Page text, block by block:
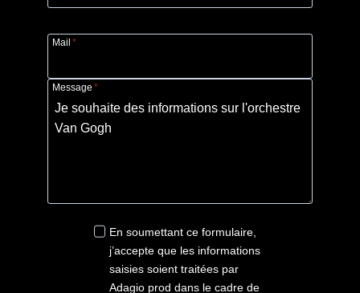
Mail *
Message *
En soumettant ce formulaire,
j’accepte que les informations
saisies soient traitées par
Adagio prod dans le cadre de